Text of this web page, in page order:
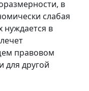
в
слабая
нуждается в
правовом
для другой